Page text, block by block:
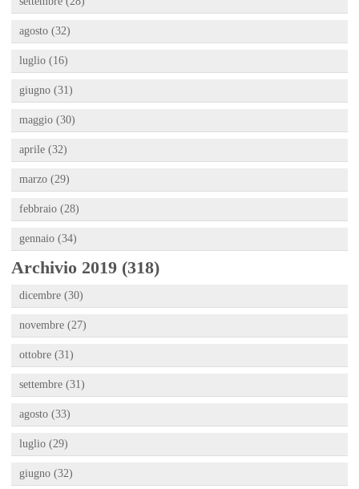
agosto (32)
luglio (16)
giugno (31)
maggio (30)
aprile (32)
marzo (29)
febbraio (28)
gennaio (34)
Archivio 2019 (318)
dicembre (30)
novembre (27)
ottobre (31)
settembre (31)
agosto (33)
luglio (29)
giugno (32)